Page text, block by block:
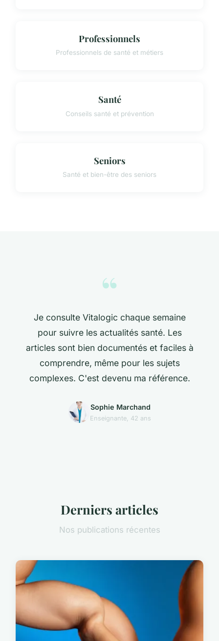
Professionnels
Professionnels de santé et métiers
Santé
Conseils santé et prévention
Seniors
Santé et bien-être des seniors
“
Je consulte Vitalogic chaque semaine
pour suivre les actualités santé. Les
articles sont bien documentés et faciles à
comprendre, même pour les sujets
complexes. C'est devenu ma référence.
Sophie Marchand
Enseignante, 42 ans
Derniers articles
Nos publications récentes